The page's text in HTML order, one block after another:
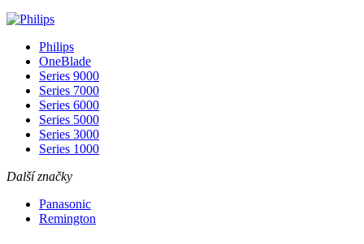
Philips
OneBlade
Series 9000
Series 7000
Series 6000
Series 5000
Series 3000
Series 1000
Další značky
Panasonic
Remington